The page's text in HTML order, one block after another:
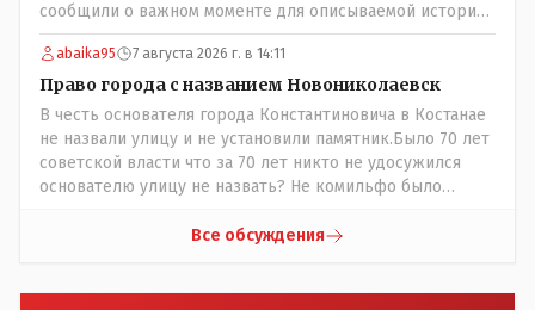
сообщили о важном моменте для описываемой истории.
И редакция отреагировала бы дополнительным
исследованием на такие вопрос от любого читателя.
Писать "как надо" редакция не будет. Но мы будем
публиковать полную и объективную информацию. А
потом продолжать тему. если выяснятся новые
обстоятельства.
abaika95 7 августа 2026 г. в 14:11
Право города с названием Новониколаевск
В честь основателя города Константиновича в Костанае
не назвали улицу и не установили памятник.Было 70 лет
советской власти что за 70 лет никто не удосужился
основателю улицу не назвать? Не комильфо было
знали о нем такое нехорошее? Ну и сейчас значит не
названийТак вернули же историческое Кустанай
Все обсуждения